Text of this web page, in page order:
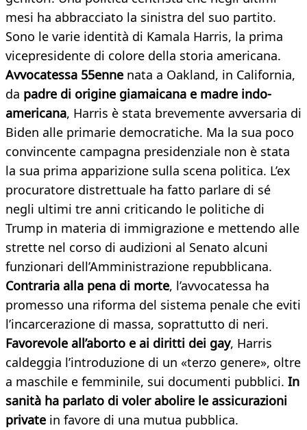
mesi ha abbracciato la sinistra del suo partito.
Sono le varie identità di Kamala Harris, la prima
vicepresidente di colore della storia americana.
Avvocatessa 55enne nata a Oakland, in California,
da padre di origine giamaicana e madre indo-
americana, Harris è stata brevemente avversaria di
Biden alle primarie democratiche. Ma la sua poco
convincente campagna presidenziale non è stata
la sua prima apparizione sulla scena politica. L’ex
procuratore distrettuale ha fatto parlare di sé
negli ultimi tre anni criticando le politiche di
Trump in materia di immigrazione e mettendo alle
strette nel corso di audizioni al Senato alcuni
funzionari dell’Amministrazione repubblicana.
Contraria alla pena di morte, l’avvocatessa ha
promesso una riforma del sistema penale che eviti
l’incarcerazione di massa, soprattutto di neri.
Favorevole all’aborto e ai diritti dei gay, Harris
caldeggia l’introduzione di un «terzo genere», oltre
a maschile e femminile, sui documenti pubblici. In
sanità ha parlato di voler abolire le assicurazioni
private in favore di una mutua pubblica.